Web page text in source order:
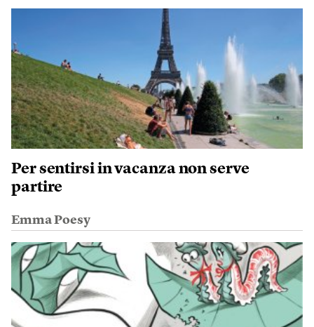
Per sentirsi in vacanza non serve
partire
Emma Poesy